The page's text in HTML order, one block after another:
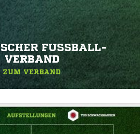
FUSSBALL-V
ERBAND
ZUM VERBAND